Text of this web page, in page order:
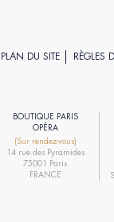
PLAN DU SITE RÈGLES
BOUTIQUE PARIS
OPÉRA
(Sur rendez-vous)
14 rue des Pyramides
75001 Paris
FRANCE